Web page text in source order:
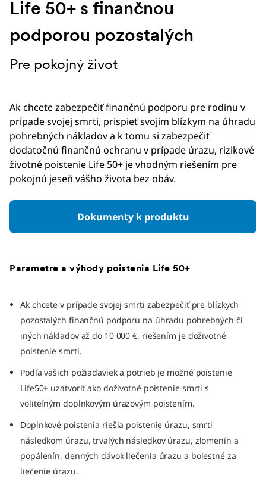
Life 50+ s finančnou
podporou pozostalých
Pre pokojný život
Ak chcete zabezpečiť finančnú podporu pre rodinu v
prípade svojej smrti, prispieť svojim blízkym na úhradu
pohrebných nákladov a k tomu si zabezpečiť
dodatočnú finančnú ochranu v prípade úrazu, rizikové
životné poistenie Life 50+ je vhodným riešením pre
pokojnú jeseň vášho života bez obáv.
Dokumenty k produktu
Parametre a výhody poistenia Life 50+
Ak chcete v prípade svojej smrti zabezpečiť pre blízkych
pozostalých finančnú podporu na úhradu pohrebných či
iných nákladov až do 10 000 €, riešením je doživotné
poistenie smrti.
Podľa vašich požiadaviek a potrieb je možné poistenie
Life50+ uzatvoriť ako doživotné poistenie smrti s
voliteľným doplnkovým úrazovým poistením.
Doplnkové poistenia riešia poistenie úrazu, smrti
následkom úrazu, trvalých následkov úrazu, zlomenín a
popálenín, denných dávok liečenia úrazu a bolestné za
liečenie úrazu.